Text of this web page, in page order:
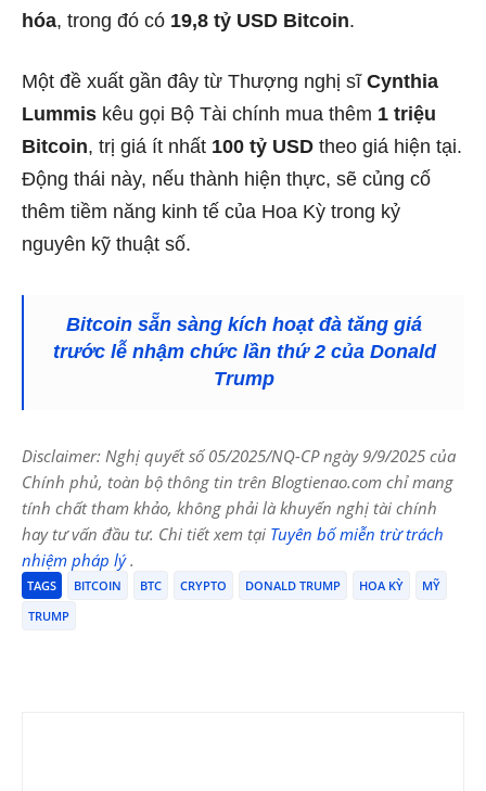
hóa, trong đó có 19,8 tỷ USD Bitcoin.
Một đề xuất gần đây từ Thượng nghị sĩ Cynthia
Lummis kêu gọi Bộ Tài chính mua thêm 1 triệu
Bitcoin, trị giá ít nhất 100 tỷ USD theo giá hiện tại.
Động thái này, nếu thành hiện thực, sẽ củng cố
thêm tiềm năng kinh tế của Hoa Kỳ trong kỷ
nguyên kỹ thuật số.
Bitcoin sẵn sàng kích hoạt đà tăng giá
trước lễ nhậm chức lần thứ 2 của Donald
Trump
Disclaimer: Nghị quyết số 05/2025/NQ-CP ngày 9/9/2025 của
Chính phủ, toàn bộ thông tin trên Blogtienao.com chỉ mang
tính chất tham khảo, không phải là khuyến nghị tài chính
hay tư vấn đầu tư. Chi tiết xem tại Tuyên bố miễn trừ trách
nhiệm pháp lý.
TAGS BITCOIN BTC CRYPTO DONALD TRUMP HOA KỲ
MỸ
TRUMP